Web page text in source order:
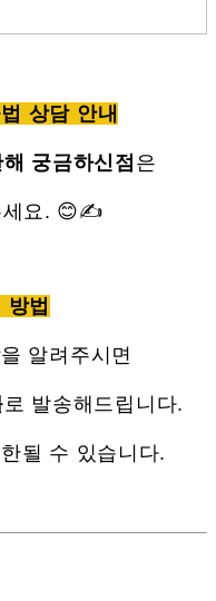
상담 안내
궁금하신점 은
세요. 😊✍
법
을 알려주시면
로 발송해드립니다.
될 수 있습니다.